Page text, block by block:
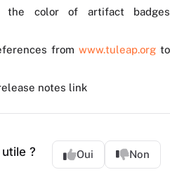
the color of artifact badges
from www.tuleap.org to
notes link
? Oui Non